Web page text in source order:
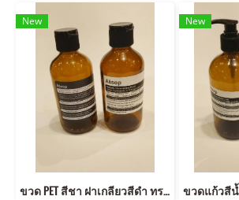
New
ขวด PET สีชา ฝาเกลียวสีดำ ทรงกลม ฉลากมินิมอล
New